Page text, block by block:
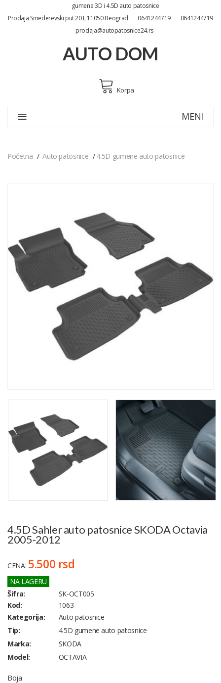
gumene 3D i 4.5D auto patosnice
Prodaja Smederevski put 20 I, 11050 Beograd
0641244719
0641244719
prodaja@autopatosnice24.rs
AUTO DOM
Korpa
MENI
Početna Auto patosnice 4.5D gumene auto patosnice
4.5D Sahler auto patosnice SKODA Octavia
2005-2012
CENA: 5.500 rsd
NA LAGERU
Šifra:
SK-OCT005
Kod:
1063
Kategorija:
Auto patosnice
Tip:
4.5D gumene auto patosnice
Marka:
SKODA
Model:
OCTAVIA
Boja